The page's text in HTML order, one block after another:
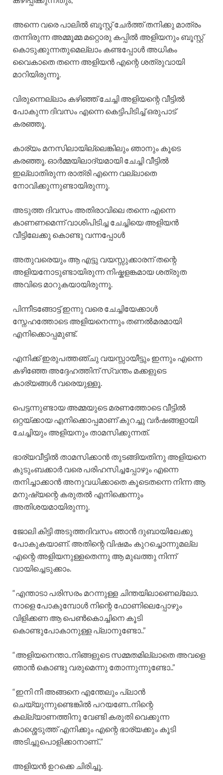
അന്നെ വരെ പാലിൽ ബൂസ്റ്റ് ചേർത്ത് തനിക്കു മാത്രം
തന്നിരുന്ന അമ്മൂമ്മ മറ്റൊരു കപ്പിൽ അളിയനും ബൂസ്റ്റ്
കൊടുക്കുന്നതുമെല്ലാം കണ്ടപ്പോൾ അധികം
വൈകാതെ തന്നെ അളിയൻ എന്റെ ശത്രുവായി
മാറിയിരുന്നൂ.
വിരുന്നെല്ലാം കഴിഞ്ഞ് ചേച്ചി അളിയന്റെ വീട്ടിൽ
പോകുന്ന ദിവസം എന്നെ കെട്ടിപിടിച്ച് ഒരുപാട്
കരഞ്ഞൂ.
കാര്യം മനസിലായില്ലെങ്കിലും ഞാനും കൂടെ
കരഞ്ഞൂ. ഓർമ്മയിലാദ്യമായി ചേച്ചി വീട്ടിൽ
ഇല്ലാതിരുന്ന രാത്രി എന്നെ വല്ലാതെ
നോവിക്കുന്നുണ്ടായിരുന്നൂ.
അടുത്ത ദിവസം അതിരാവിലെ തന്നെ എന്നെ
കാണണമെന്ന് വാശിപിടിച്ച ചേച്ചിയെ അളിയൻ
വീട്ടിലേക്കു കൊണ്ടു വന്നപ്പോൾ
അതുവരെയും ആ എട്ടു വയസ്സുക്കാരന് തന്റെ
അളിയനോടുണ്ടായിരുന്ന നിഷ്കളങ്കമായ ശത്രുത
അവിടെ മാറുകയായിരുന്നൂ.
പിന്നീടങ്ങോട്ട് ഇന്നു വരെ ചേച്ചിയേക്കാൾ
സ്നേഹത്തോടെ അളിയനെന്നും തണൽമരമായി
എനിക്കൊപ്പമുണ്ട്.
എനിക്ക് ഇരുപത്തഞ്ചു വയസ്സായീട്ടും ഇന്നും എന്നെ
കഴിഞ്ഞേ അദ്ദേഹത്തിന് സ്വന്തം മക്കളുടെ
കാര്യങ്ങൾ വരെയുള്ളൂ.
പെട്ടന്നുണ്ടായ അമ്മയുടെ മരണത്തോടെ വീട്ടിൽ
ഒറ്റയ്ക്കായ എനിക്കൊപ്പമാണ് കുറച്ചു വർഷങ്ങളായി
ചേച്ചിയും അളിയനും താമസിക്കുന്നത്.
ഭാര്യവീട്ടിൽ താമസിക്കാൻ തുടങ്ങിയതിനു അളിയനെ
കുടുംബക്കാർ വരെ പരിഹസിച്ചപ്പോഴും എന്നെ
തനിച്ചാക്കാൻ അനുവധിക്കാതെ കൂടെതന്നെ നിന്ന ആ
മനുഷ്യന്റെ കരുതൽ എനിക്കെന്നും
അതിശയമായിരുന്നൂ.
ജോലി കിട്ടി അടുത്തദിവസം ഞാൻ ദുബായിലേക്കു
പോകുകയാണ്. അതിന്റെ വിഷമം കുറച്ചൊന്നുമല്ല
എന്റെ അളിയനുള്ളതെന്നു ആ മുഖത്തു നിന്ന്
വായിച്ചെടുക്കാം.
“എന്താടാ പരിസരം മറന്നുള്ള ചിന്തയിലാണെല്ലോ.
നാളെ പോകുമ്പോൾ നിന്റെ ഫോണിലെപ്പോഴും
വിളിക്കണ ആ പെൺകൊച്ചിനെ കൂടി
കൊണ്ടുപോകാനുള്ള പ്ലാനുണ്ടോ..”
“അളിയനെന്താ..നിങ്ങളുടെ സമ്മതമില്ലാതെ അവളെ
ഞാൻ കൊണ്ടു വരുമെന്നു തോന്നുന്നുണ്ടോ..”
“ഇനി നീ അങ്ങനെ എന്തേലും പ്ലാൻ
ചെയ്യുന്നുണ്ടെങ്കിൽ പറയണേ..നിന്റെ
കല്ല്യാണത്തിനു വേണ്ടി കരുതി വെക്കുന്ന
കാശ്ശെടുത്ത് എനിക്കും എന്റെ ഭാര്യക്കും കൂടി
അടിച്ചുപൊളിക്കാനാണ്..”
അളിയൻ ഉറക്കെ ചിരിച്ചൂ.